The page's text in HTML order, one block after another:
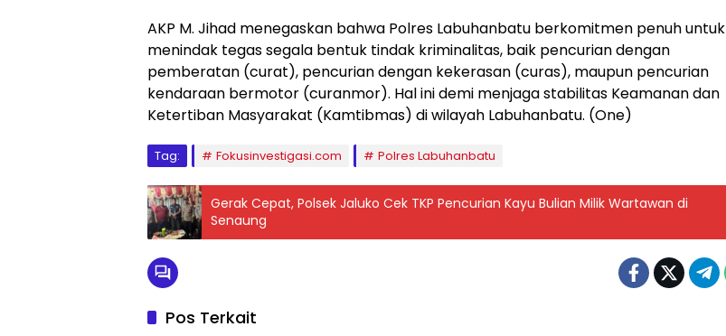
​AKP M. Jihad menegaskan bahwa Polres Labuhanbatu berkomitmen penuh untuk
menindak tegas segala bentuk tindak kriminalitas, baik pencurian dengan
pemberatan (curat), pencurian dengan kekerasan (curas), maupun pencurian
kendaraan bermotor (curanmor). Hal ini demi menjaga stabilitas Keamanan dan
Ketertiban Masyarakat (Kamtibmas) di wilayah Labuhanbatu. (One)
Tag: Fokusinvestigasi.com Polres Labuhanbatu
Gerak Cepat, Polsek Jaluko Cek TKP Pencurian Kayu Bulian Milik Wartawan di
Senaung
Pos Terkait
Berita